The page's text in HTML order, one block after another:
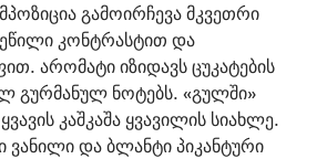
გამოირჩევა მკვეთრი
კონტრასტით და
არომატი იზიდავს ცუკატების
გურმანულ ნოტებს. «გულში»
კაშკაშა ყვავილის სიახლე.
და ბლანტი პიკანტური